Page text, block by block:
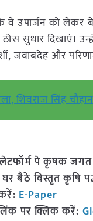
कि वे उपार्जन को
सुधार दिखाएं।
जवाबदेह और
शिवराज सिंह
पे कृषक
बैठे विस्तृत कृषि
E-Paper
पर क्लिक करें: